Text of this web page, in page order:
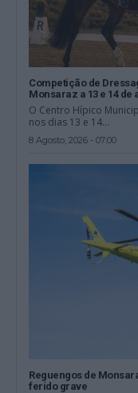
Competição de
Monsaraz a 13 e 14 de
O Centro Hípico
nos dias 13 e 14...
8 Agosto, 2026 - 07:00
Reguengos de
ferido grave